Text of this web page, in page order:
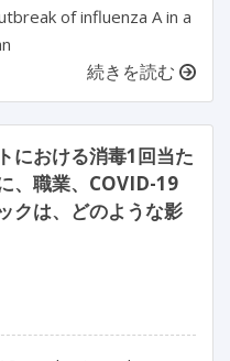
of influenza A in a
続きを読む
における消毒1回当た
、職業、COVID-19
クは、どのような影